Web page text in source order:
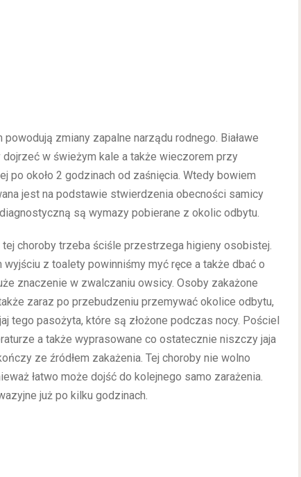
zmiany zapalne narządu rodnego. Białawe
w świeżym kale a także wieczorem przy
po około 2 godzinach od zaśnięcia. Wtedy bowiem
jest na podstawie stwierdzenia obecności samicy
są wymazy pobierane z okolic odbytu.
choroby trzeba ściśle przestrzega higieny osobistej.
z toalety powinniśmy myć ręce a także dbać o
znaczenie w zwalczaniu owsicy. Osoby zakażone
zaraz po przebudzeniu przemywać okolice odbytu,
tego pasożyta, które są złożone podczas nocy. Pościel
a także wyprasowane co ostatecznie niszczy jaja
ze źródłem zakażenia. Tej choroby nie wolno
łatwo może dojść do kolejnego samo zarażenia.
już po kilku godzinach.